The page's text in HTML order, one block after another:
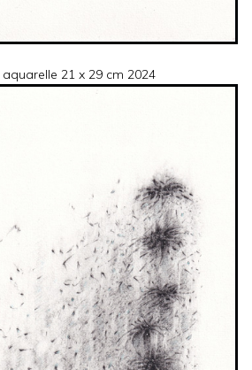
21 x 29 cm 2024